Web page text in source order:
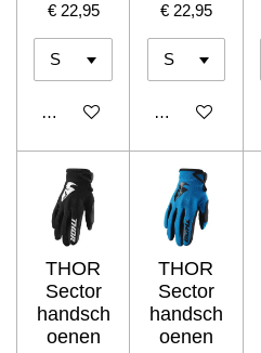
€ 22,95
In winkelwagen
€ 22,95
In winkelwagen
THOR
Sector
handsch
oenen
THOR
Sector
handsch
oenen